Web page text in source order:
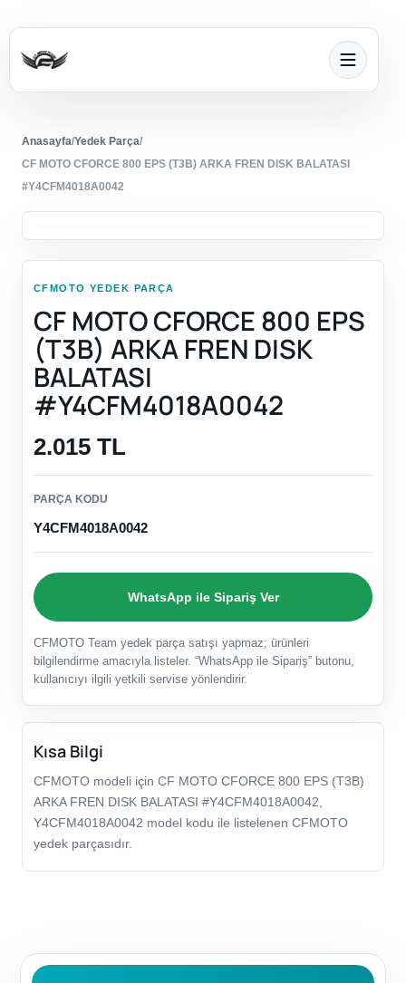
Anasayfa/Yedek Parça/
CF MOTO CFORCE 800 EPS (T3B) ARKA FREN DISK BALATASI
#Y4CFM4018A0042
CFMOTO YEDEK PARÇA
CF MOTO CFORCE 800 EPS
(T3B) ARKA FREN DISK
BALATASI
#Y4CFM4018A0042
2.015 TL
PARÇA KODU
Y4CFM4018A0042
WhatsApp ile Sipariş Ver
CFMOTO Team yedek parça satışı yapmaz; ürünleri
bilgilendirme amacıyla listeler. “WhatsApp ile Sipariş” butonu,
kullanıcıyı ilgili yetkili servise yönlendirir.
Kısa Bilgi
CFMOTO modeli için CF MOTO CFORCE 800 EPS (T3B)
ARKA FREN DISK BALATASI #Y4CFM4018A0042,
Y4CFM4018A0042 model kodu ile listelenen CFMOTO
yedek parçasıdır.